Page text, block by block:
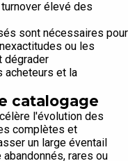
élevé des
sont nécessaires pour
ou les
dégrader
acheteurs et la
catalogage
l'évolution des
complètes et
un large éventail
rares ou